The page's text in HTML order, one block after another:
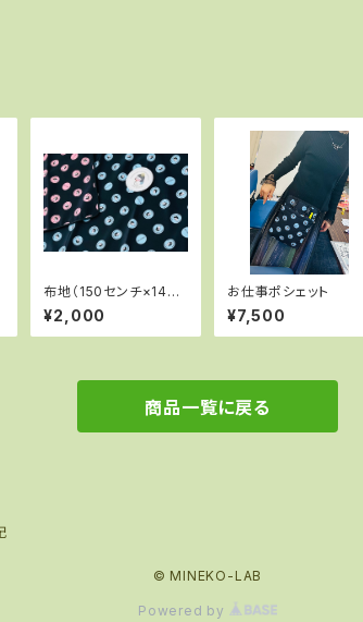
布地（150センチ×145
センチ）
¥2,000
お仕事ポシェット
¥7,500
商品一覧に戻る
© MINEKO-LAB
Powered by